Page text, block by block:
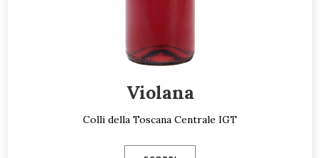
Violana
Colli della Toscana Centrale IGT